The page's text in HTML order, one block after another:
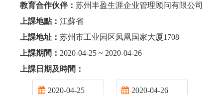
教育合作伙伴： 苏州丰盈生涯企业管理顾问有限公司
上課地點： 江蘇省
上課地址： 苏州市工业园区凤凰国家大厦1708
上課期間： 2020-04-25 ~ 2020-04-26
上課日期及時間：
2020-04-25
2020-04-26